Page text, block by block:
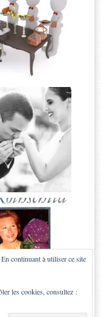
continuant à utiliser ce site
les cookies, consultez :